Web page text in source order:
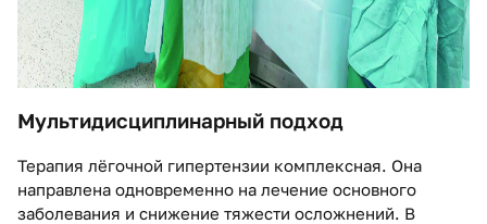
Мультидисциплинарный подход
Терапия лёгочной гипертензии комплексная. Она
направлена одновременно на лечение основного
заболевания и снижение тяжести осложнений. В